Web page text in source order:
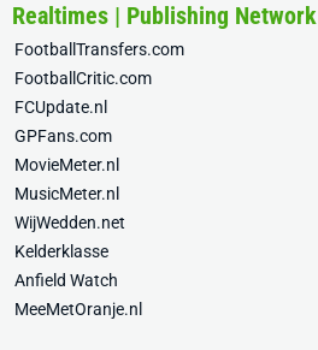
Realtimes | Publishing Network
FootballTransfers.com
FootballCritic.com
FCUpdate.nl
GPFans.com
MovieMeter.nl
MusicMeter.nl
WijWedden.net
Kelderklasse
Anfield Watch
MeeMetOranje.nl